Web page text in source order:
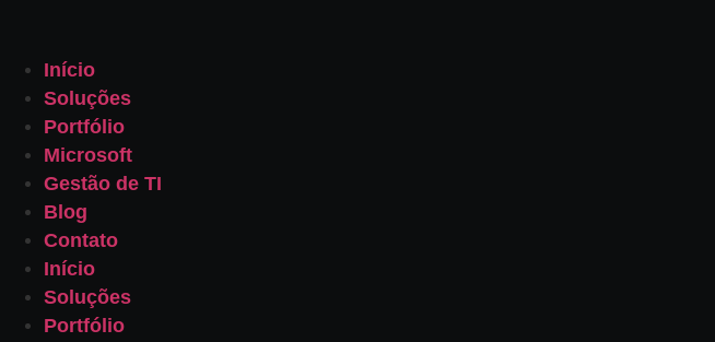
Início
Soluções
Portfólio
Microsoft
Gestão de TI
Blog
Contato
Início
Soluções
Portfólio